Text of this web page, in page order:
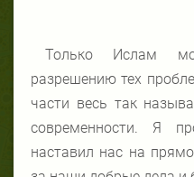
Только Ислам
разрешению тех
части весь так
современности. Я
наставил нас на